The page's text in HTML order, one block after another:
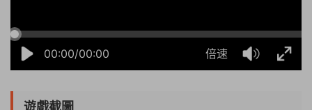
00:00/00:00 倍速
遊戲截圖